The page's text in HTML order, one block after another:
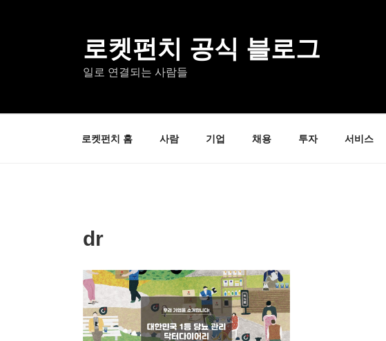
로켓펀치 공식 블로그
일로 연결되는 사람들
로켓펀치 홈 사람 기업 채용 투자 서비스
dr